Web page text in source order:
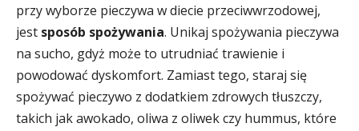
przy wyborze pieczywa w diecie przeciwwrzodowej,
jest sposób spożywania. Unikaj spożywania pieczywa
na sucho, gdyż może to utrudniać trawienie i
powodować dyskomfort. Zamiast tego, staraj się
spożywać pieczywo z dodatkiem zdrowych tłuszczy,
takich jak awokado, oliwa z oliwek czy hummus, które